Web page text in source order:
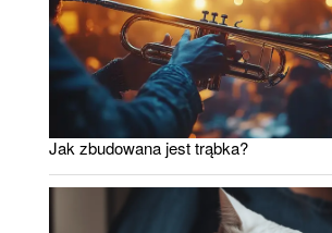
Jak zbudowana jest trąbka?